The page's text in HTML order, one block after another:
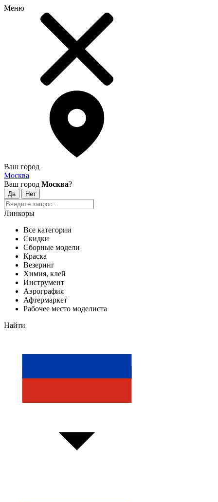
Меню
Ваш город
Москва
Ваш город Москва?
Линкоры
Все категории
Скидки
Сборные модели
Краска
Везеринг
Химия, клей
Инструмент
Аэрография
Афтермаркет
Рабочее место моделиста
Найти